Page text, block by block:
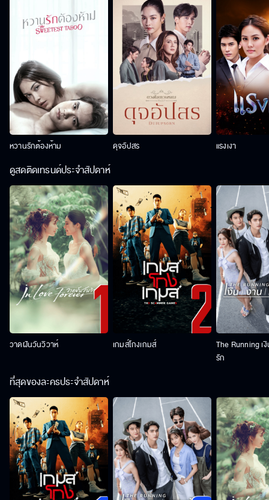
หวานรักต้องห้าม ดุจอัปสร แรงเงา
ดูสดติดเทรนด์ประจำสัปดาห์
วาดฝันวันวิวาห์ เกมส์โกงเกมส์
The Running เ
รัก
ที่สุดของละครประจำสัปดาห์